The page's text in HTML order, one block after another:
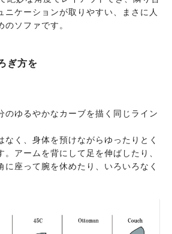
ニケーションが取りやすい、まさに人
のソファです。
ぎ方を
のゆるやかなカーブを描く同じライン
なく、身体を預けながらゆったりとく
。アームを背にして足を伸ばしたり、
に座って腕を休めたり、いろいろなく